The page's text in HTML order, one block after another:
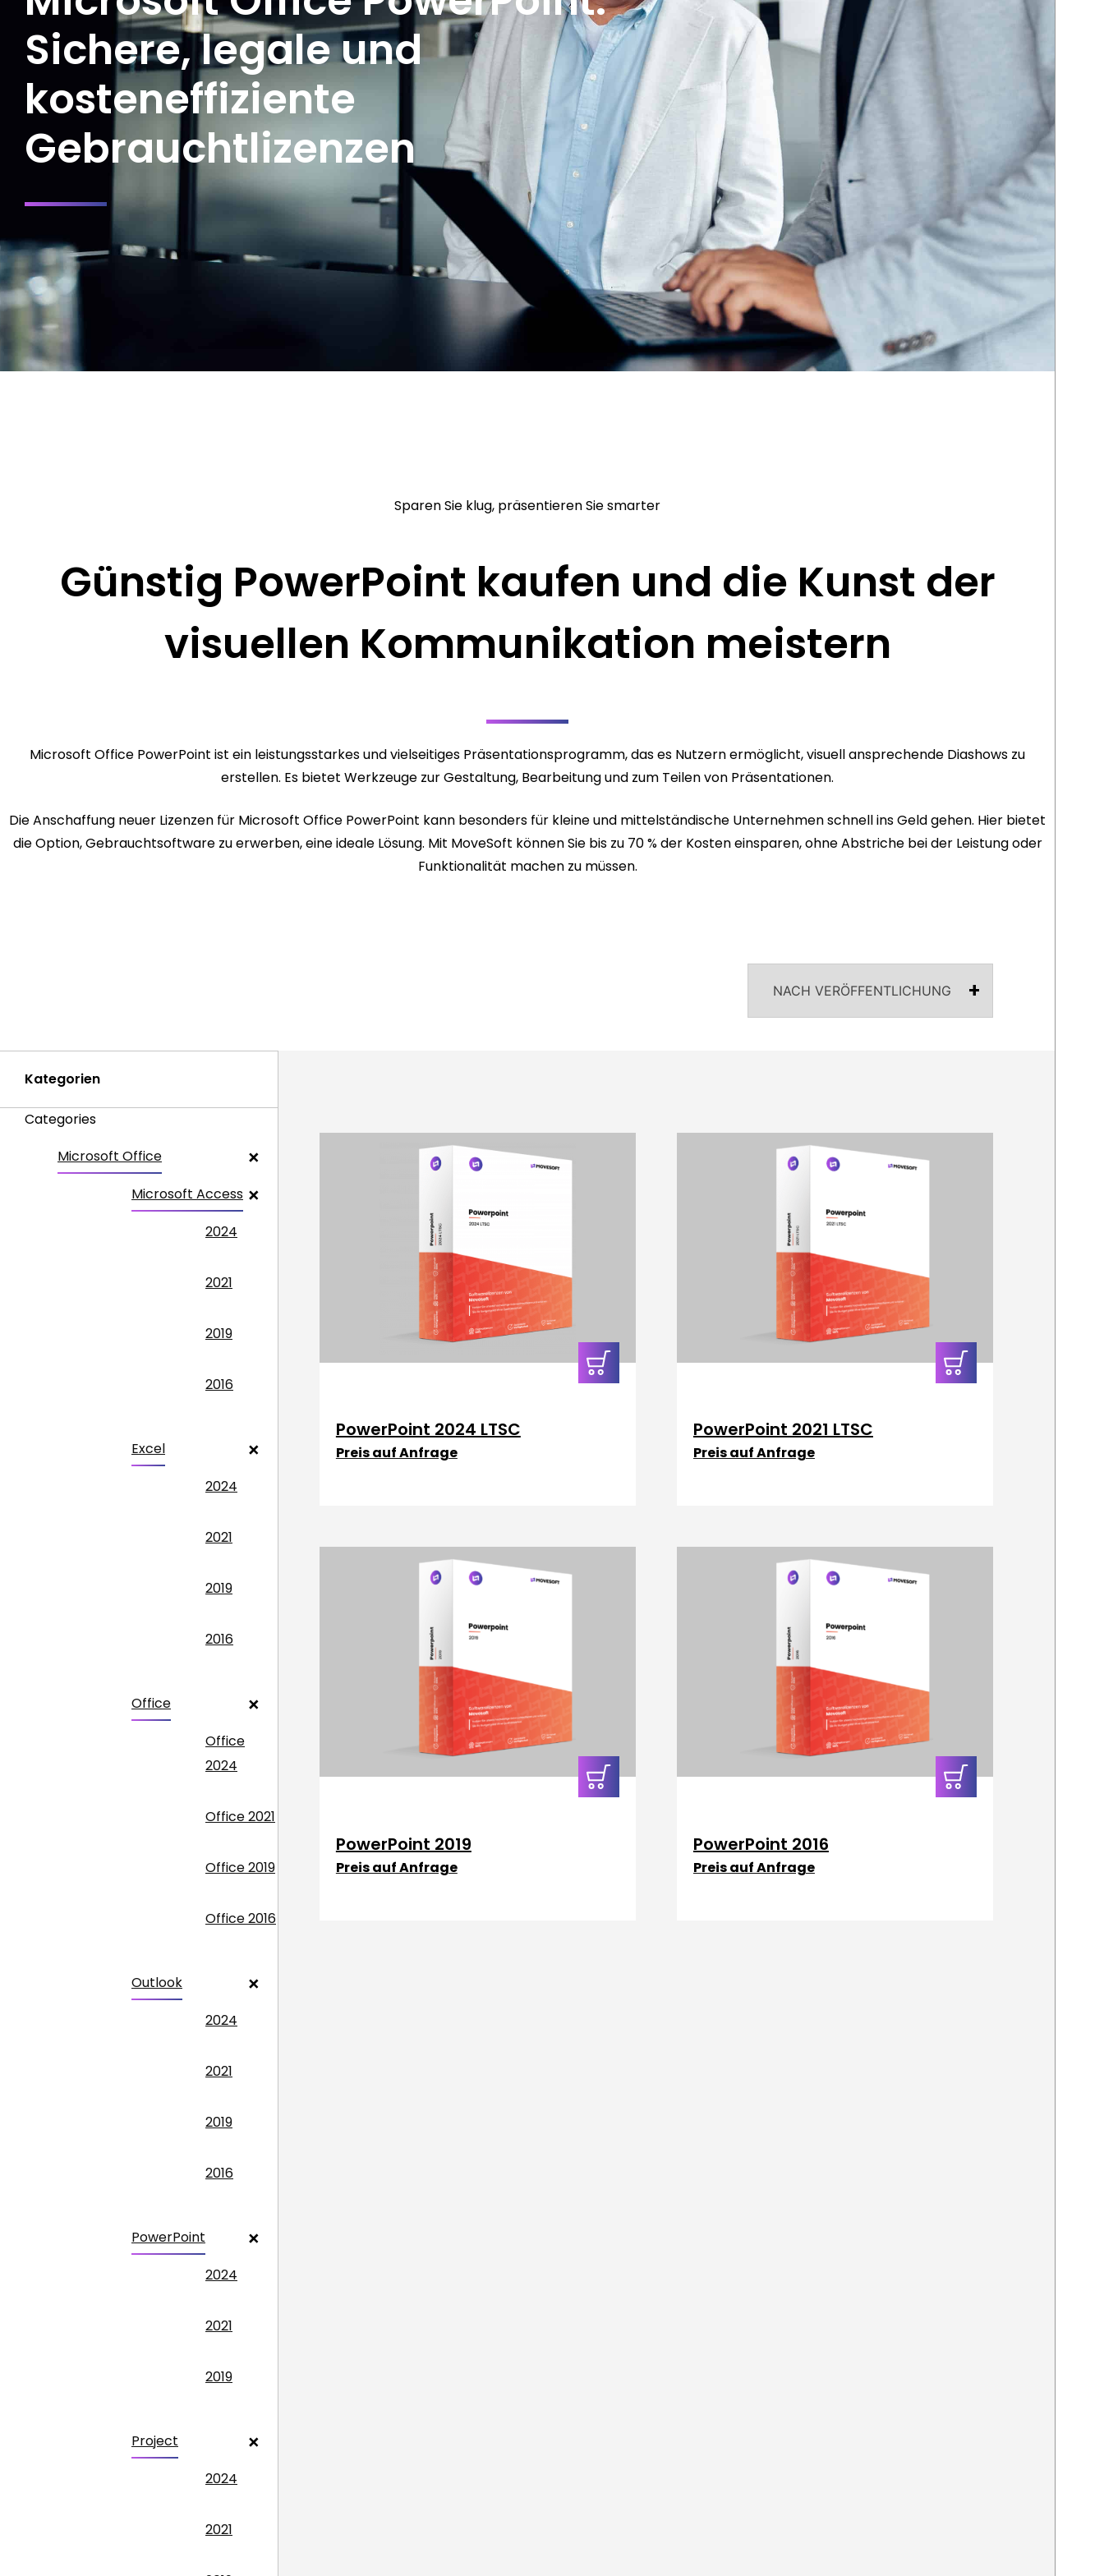
Sichere, legale und
kosteneffiziente
Gebrauchtlizenzen
Sparen Sie klug, präsentieren Sie smarter
Günstig PowerPoint kaufen und die Kunst der
visuellen Kommunikation meistern
Microsoft Office PowerPoint ist ein leistungsstarkes und vielseitiges Präsentationsprogramm, das es Nutzern ermöglicht, visuell ansprechende Diashows zu
erstellen. Es bietet Werkzeuge zur Gestaltung, Bearbeitung und zum Teilen von Präsentationen.
Die Anschaffung neuer Lizenzen für Microsoft Office PowerPoint kann besonders für kleine und mittelständische Unternehmen schnell ins Geld gehen. Hier bietet
die Option, Gebrauchtsoftware zu erwerben, eine ideale Lösung. Mit MoveSoft können Sie bis zu 70 % der Kosten einsparen, ohne Abstriche bei der Leistung oder
Funktionalität machen zu müssen.
Kategorien
Categories
Microsoft Office
Microsoft Access
2024
2021
2019
2016
Excel
2024
2021
2019
2016
Office
Office
2024
Office 2021
Office 2019
Office 2016
Outlook
2024
2021
2019
2016
PowerPoint
2024
2021
2019
Project
2024
2021
PowerPoint 2024 LTSC
Preis auf Anfrage
In den
Warenkorb
PowerPoint 2021 LTSC
Preis auf Anfrage
In den
Warenkorb
PowerPoint 2019
Preis auf Anfrage
In den
Warenkorb
PowerPoint 2016
Preis auf Anfrage
In den
Warenkorb